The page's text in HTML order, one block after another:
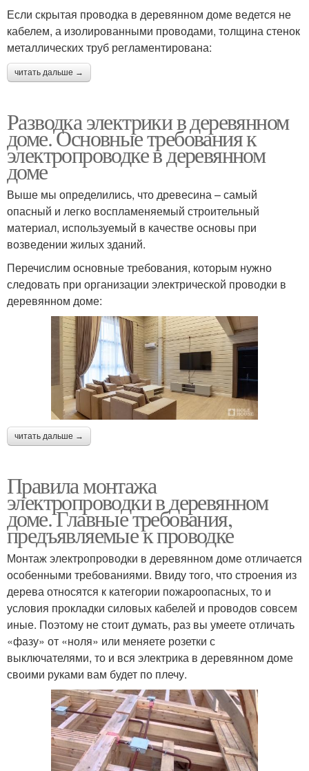
Если скрытая проводка в деревянном доме ведется не
кабелем, а изолированными проводами, толщина стенок
металлических труб регламентирована:
читать дальше →
Разводка электрики в деревянном
доме. Основные требования к
электропроводке в деревянном
доме
Выше мы определились, что древесина – самый
опасный и легко воспламеняемый строительный
материал, используемый в качестве основы при
возведении жилых зданий.
Перечислим основные требования, которым нужно
следовать при организации электрической проводки в
деревянном доме:
читать дальше →
Правила монтажа
электропроводки в деревянном
доме. Главные требования,
предъявляемые к проводке
Монтаж электропроводки в деревянном доме отличается
особенными требованиями. Ввиду того, что строения из
дерева относятся к категории пожароопасных, то и
условия прокладки силовых кабелей и проводов совсем
иные. Поэтому не стоит думать, раз вы умеете отличать
«фазу» от «ноля» или меняете розетки с
выключателями, то и вся электрика в деревянном доме
своими руками вам будет по плечу.